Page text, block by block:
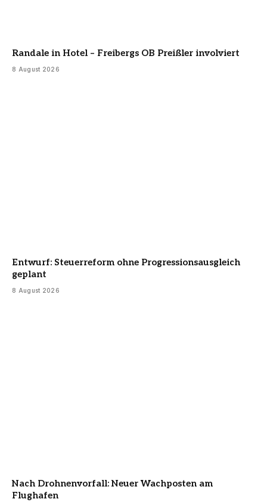
Randale in Hotel – Freibergs OB Preißler involviert
8 August 2026
Entwurf: Steuerreform ohne Progressionsausgleich
geplant
8 August 2026
Nach Drohnenvorfall: Neuer Wachposten am
Flughafen